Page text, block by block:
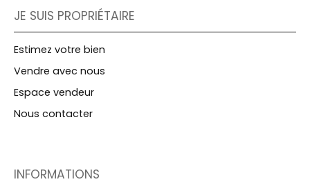
JE SUIS PROPRIÉTAIRE
Estimez votre bien
Vendre avec nous
Espace vendeur
Nous contacter
INFORMATIONS